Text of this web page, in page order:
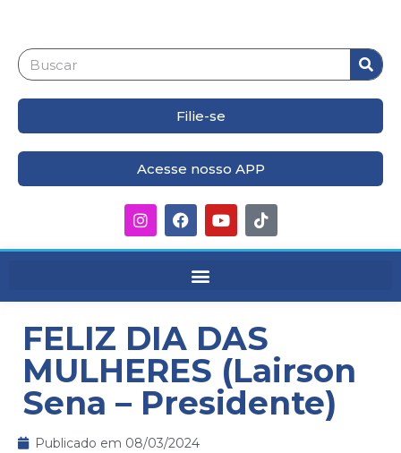
Filie-se
Acesse nosso APP
FELIZ DIA DAS
MULHERES (Lairson
Sena – Presidente)
Publicado em 08/03/2024